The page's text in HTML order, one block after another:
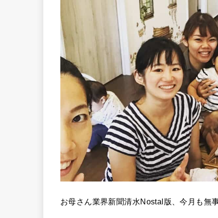
お母さん業界新聞清水Nostal版、今月も無